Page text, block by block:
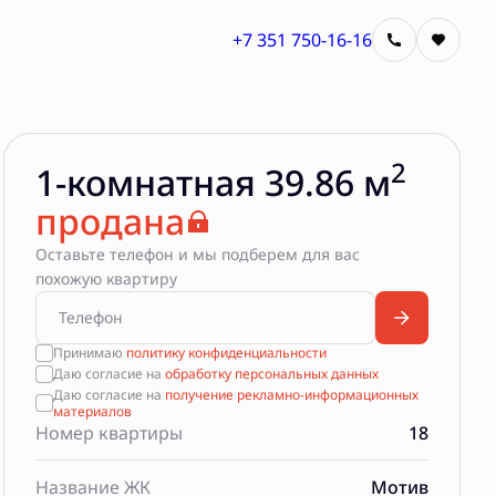
+7 351 750-16-16
1-комнатная 39.86 м2
продана
Оставьте телефон и мы подберем для вас
похожую квартиру
Принимаю политику конфиденциальности
Даю согласие на обработку персональных данных
Даю согласие на получение рекламно-информационных
материалов
Номер квартиры 18
Название ЖК Мотив